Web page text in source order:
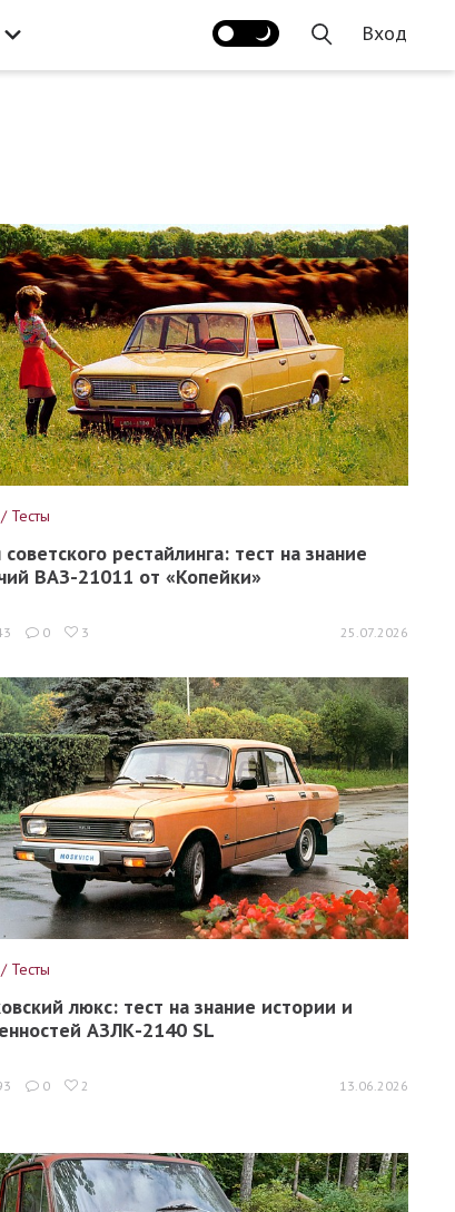
Вход
/ Тесты
рестайлинга: тест на знание
ВАЗ-21011 от «Копейки»
0 3 25.07.2026
/ Тесты
люкс: тест на знание истории и
АЗЛК-2140 SL
0 2 13.06.2026